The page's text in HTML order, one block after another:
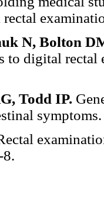
N, Bolton
to digital
Todd IP.